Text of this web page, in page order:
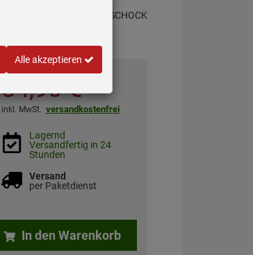
84,90 €
inkl. MwSt. versandkostenfrei
Lagernd
Versandfertig in 24
Stunden
Versand
per Paketdienst
In den Warenkorb
Alle akzeptieren